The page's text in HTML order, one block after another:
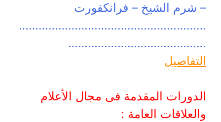
– شرم الشيخ – فرانكفورت
…………………………………………………
……………………………………
التفاصيل
الدورات المقدمة فى مجال الأعلام
والعلاقات العامة :